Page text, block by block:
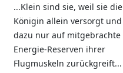
...Klein sind sie, weil sie die
Königin allein versorgt und
dazu nur auf mitgebrachte
Energie-Reserven ihrer
Flugmuskeln zurückgreift...